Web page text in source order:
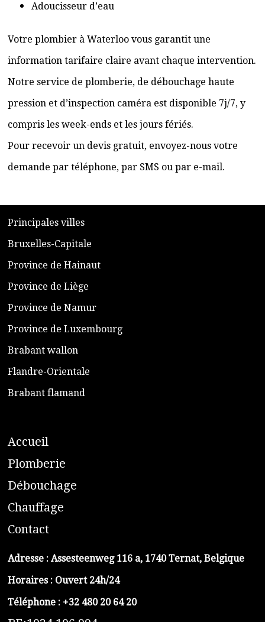
Adoucisseur d’eau
Votre plombier à Waterloo vous garantit une
information tarifaire claire avant chaque intervention.
Notre service de plomberie, de débouchage haute
pression et d’inspection caméra est disponible 7j/7, y
compris les week-ends et les jours fériés.
Pour recevoir un devis gratuit, envoyez-nous votre
demande par téléphone, par SMS ou par e-mail.
​Principales villes
​Bruxelles-Capitale
​Province de Hainaut
Province de Liège
​Province de Namur
​Province de Luxembourg
​Brabant wallon
​Flandre-Orientale
​Brabant flamand
Accueil
​Plomberie
Débouchage
Chauffage
Contact
Adresse : Assesteenweg 116 a, 1740 Ternat, Belgique
Horaires : Ouvert 24h/24
Téléphone : +32 480 20 64 20